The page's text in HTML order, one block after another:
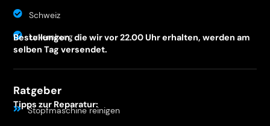
Schweiz
Luxemburg
Bestellungen, die wir vor 22.00 Uhr erhalten, werden am
selben Tag versendet.
Ratgeber
Tipps zur Reparatur:
Stopfmaschine reinigen